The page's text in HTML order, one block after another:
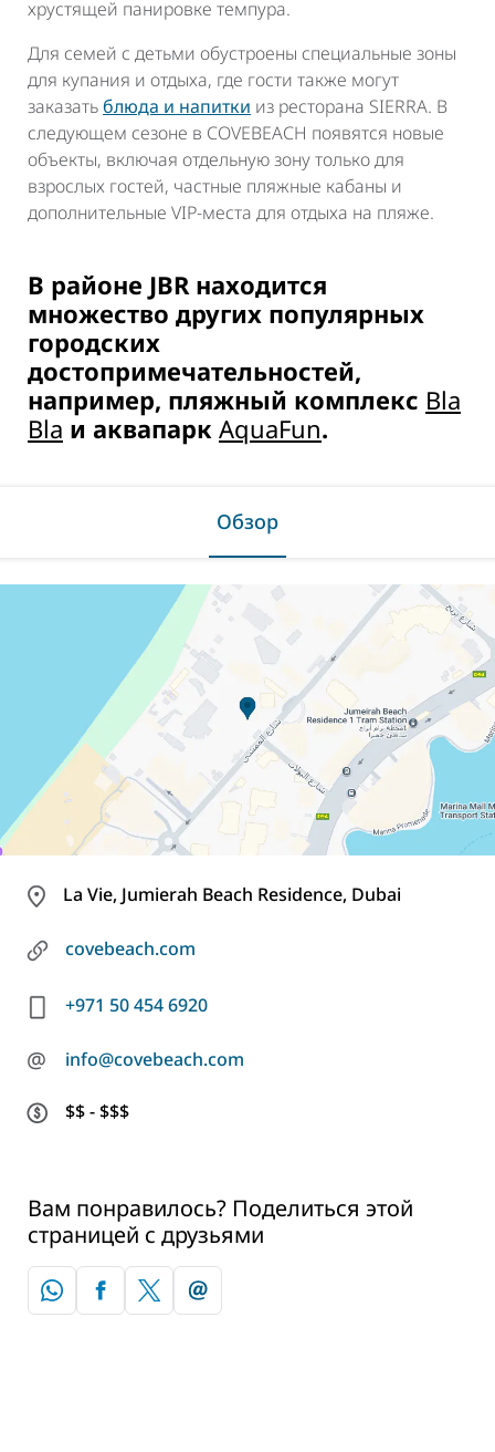
хрустящей панировке темпура.
Для семей с детьми обустроены специальные зоны
для купания и отдыха, где гости также могут
заказатьблюда и напитки из ресторана SIERRA. В
следующем сезоне в COVEBEACH появятся новые
объекты, включая отдельную зону только для
взрослых гостей, частные пляжные кабаны и
дополнительные VIP-места для отдыха на пляже.
В районе JBR находится
множество других популярных
городских
достопримечательностей,
например, пляжный комплекс Bla
Bla и аквапарк AquaFun.
Обзор
La Vie, Jumierah Beach Residence, Dubai
covebeach.com
+971 50 454 6920
@ info@covebeach.com
$$ - $$$
Вам понравилось? Поделиться этой
страницей с друзьями